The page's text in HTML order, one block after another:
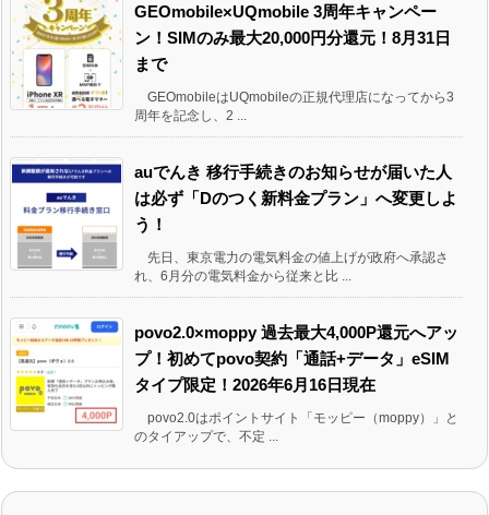
GEOmobile×UQmobile 3周年キャンペー
ン！SIMのみ最大20,000円分還元！8月31日
まで
GEOmobileはUQmobileの正規代理店になってから3
周年を記念し、2 ...
auでんき 移行手続きのお知らせが届いた人
は必ず「Dのつく新料金プラン」へ変更しよ
う！
先日、東京電力の電気料金の値上げが政府へ承認さ
れ、6月分の電気料金から従来と比 ...
povo2.0×moppy 過去最大4,000P還元へアッ
プ！初めてpovo契約「通話+データ」eSIM
タイプ限定！2026年6月16日現在
povo2.0はポイントサイト「モッピー（moppy）」と
のタイアップで、不定 ...